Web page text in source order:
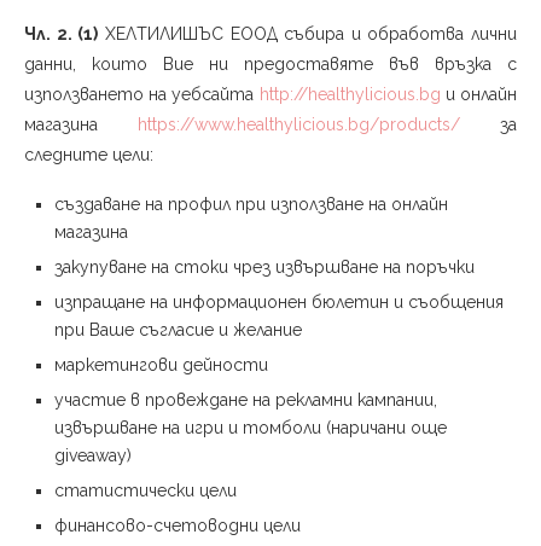
Чл. 2. (1) ХЕЛТИЛИШЪС ЕООД събира и обработва лични
данни, които Вие ни предоставяте във връзка с
използването на уебсайта http://healthylicious.bg и онлайн
магазина
https://www.healthylicious.bg/products/ за
следните цели:
създаване на профил при използване на онлайн
магазина
закупуване на стоки чрез извършване на поръчки
изпращане на информационен бюлетин и съобщения
при Ваше съгласие и желание
маркетингови дейности
участие в провеждане на рекламни кампании,
извършване на игри и томболи (наричани още
giveaway)
статистически цели
финансово-счетоводни цели